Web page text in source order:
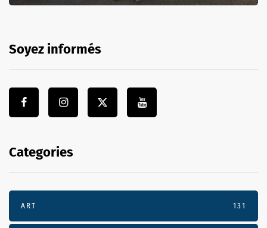
Soyez informés
Categories
ART 131